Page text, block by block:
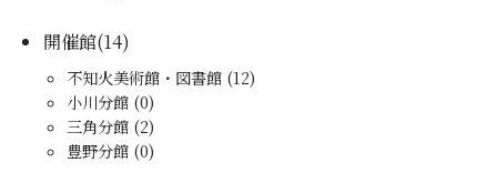
開催館(14)
不知火美術館・図書館 (12)
小川分館 (0)
三角分館 (2)
豊野分館 (0)